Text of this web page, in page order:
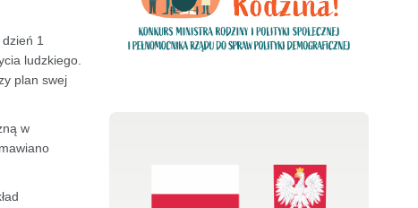
1
ludzkiego.
plan swej
w